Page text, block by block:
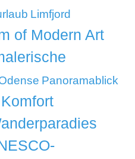
Limfjord
of Modern Art
Panoramablick